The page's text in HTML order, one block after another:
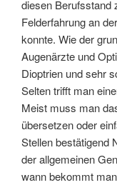
diesen Berufsstand
Felderfahrung an
konnte. Wie der
Augenärzte und
Dioptrien und sehr
Selten trifft man
Meist muss man
übersetzen oder
Stellen bestätigend
der allgemeinen
wann bekommt